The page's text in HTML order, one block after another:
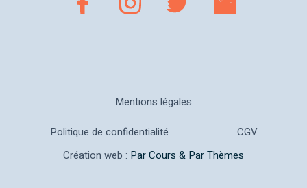
Mentions légales
Politique de confidentialité
CGV
Création web : Par Cours & Par Thèmes